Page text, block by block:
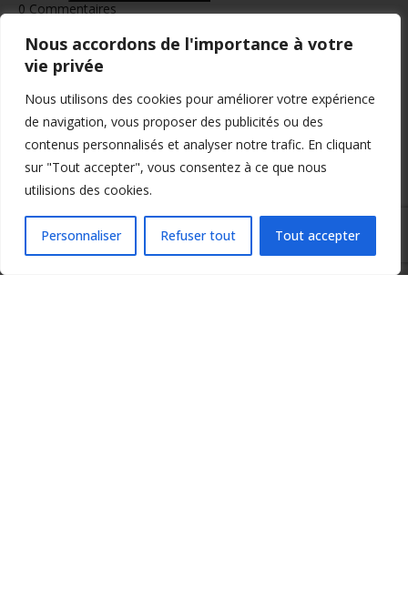
Nous accordons de l'importance à votre
vie privée
Nous utilisons des cookies pour améliorer votre expérience
de navigation, vous proposer des publicités ou des
contenus personnalisés et analyser notre trafic. En cliquant
sur "Tout accepter", vous consentez à ce que nous
utilisions des cookies.
Personnaliser Refuser tout Tout accepter
0 Commentaires
Mentions légalesConditions générales de vente
Politique de confidentialité
Design by Agenz